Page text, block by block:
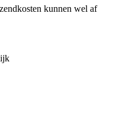
kunnen wel af